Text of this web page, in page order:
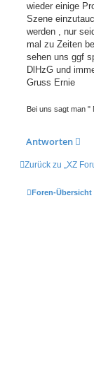
wieder einige
Szene
werden , nur
mal zu Zeiten
sehen uns ggf
DlHzG und
Gruss Ernie
Bei uns sagt man "
Antworten
Zurück zu „XZ
Foren-Übersicht